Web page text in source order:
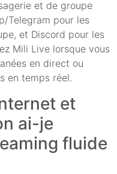
et de groupe
Telegram pour les
et Discord pour les
Mili Live lorsque vous
en direct ou
en temps réel.
et
ai-je
fluide